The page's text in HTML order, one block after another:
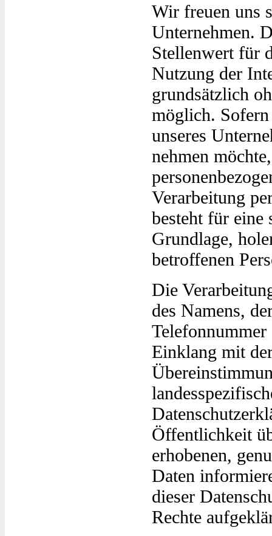
Wir freuen uns
Unternehmen.
Stellenwert für
Nutzung der
grundsätzlich
möglich. Sofern
unseres
nehmen
Verarbeitung
besteht für eine
Grundlage,
betroffenen
Die
des Namens,
Einklang mit
Öffentlichkeit
erhobenen,
Daten
dieser
Rechte